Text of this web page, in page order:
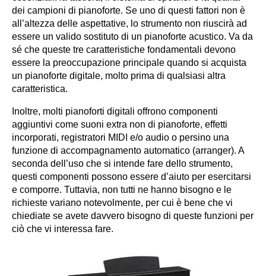
dei campioni di pianoforte. Se uno di questi fattori non è
all’altezza delle aspettative, lo strumento non riuscirà ad
essere un valido sostituto di un pianoforte acustico. Va da
sé che queste tre caratteristiche fondamentali devono
essere la preoccupazione principale quando si acquista
un pianoforte digitale, molto prima di qualsiasi altra
caratteristica.
Inoltre, molti pianoforti digitali offrono componenti
aggiuntivi come suoni extra non di pianoforte, effetti
incorporati, registratori MIDI e/o audio o persino una
funzione di accompagnamento automatico (arranger). A
seconda dell’uso che si intende fare dello strumento,
questi componenti possono essere d’aiuto per esercitarsi
e comporre. Tuttavia, non tutti ne hanno bisogno e le
richieste variano notevolmente, per cui è bene che vi
chiediate se avete davvero bisogno di queste funzioni per
ciò che vi interessa fare.